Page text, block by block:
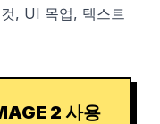
, UI 목업, 텍스트
2 사용